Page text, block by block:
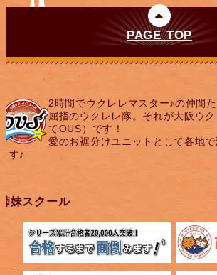
PAGE TOP
2時間でウクレレマスター♪の仲間
屈指のウクレレ隊。それが大阪ウ
てOUS）です！
愛のお裾分けユニットとして各地
す♪
妹スクール